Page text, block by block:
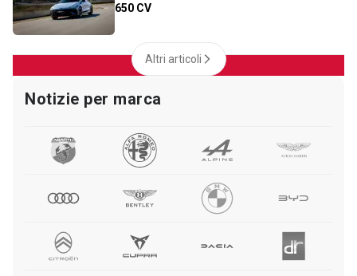
650 CV
Altri articoli
Notizie per marca